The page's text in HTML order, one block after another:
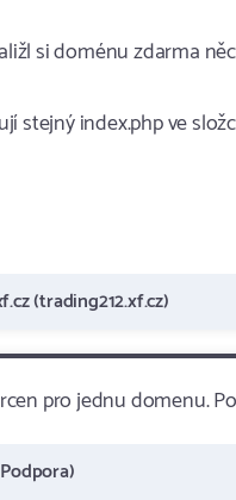
si doménu zdarma
stejný index.php ve
(trading212.xf.cz)
pro jednu domenu.